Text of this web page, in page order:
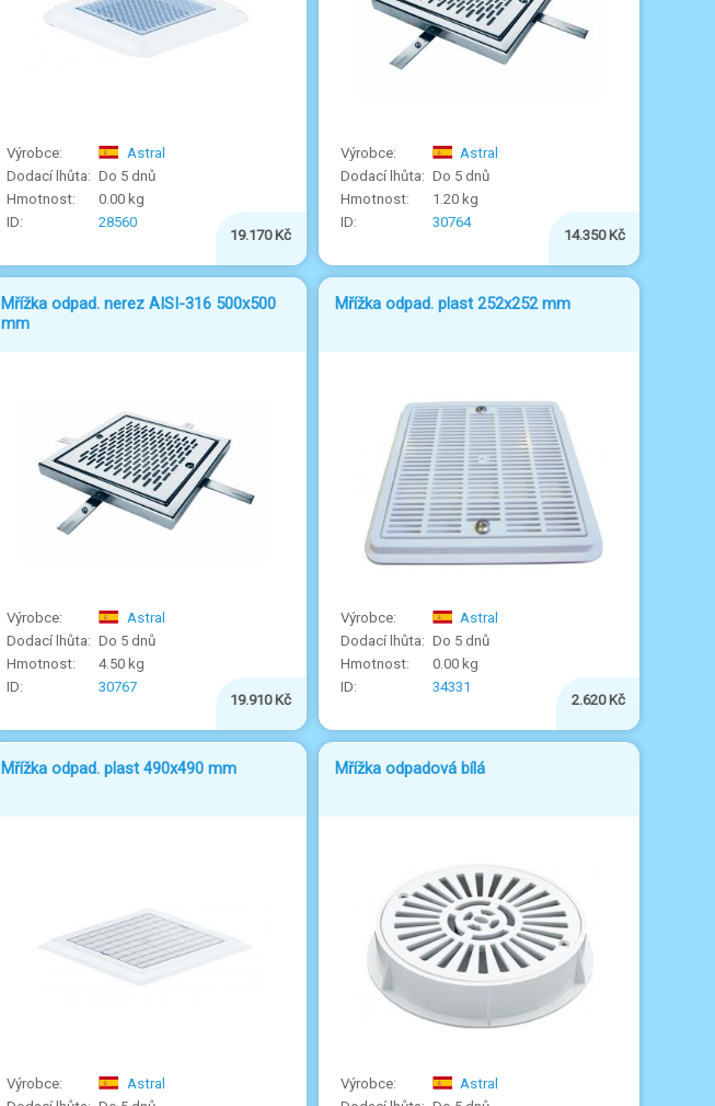
Astral
Do 5 dnů
0.00 kg
28560
19.170 Kč
Astral
Do 5 dnů
1.20 kg
30764
14.350 Kč
Mřížka odpad. nerez AISI-316 500x500
mm
Astral
Do 5 dnů
4.50 kg
30767
19.910 Kč
Mřížka odpad. plast 252x252 mm
Astral
Do 5 dnů
0.00 kg
34331
2.620 Kč
Mřížka odpad. plast 490x490 mm
Astral
Mřížka odpadová bílá
Astral